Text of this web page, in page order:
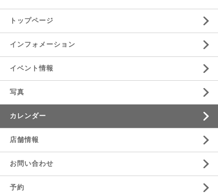
トップページ
インフォメーション
イベント情報
写真
カレンダー
店舗情報
お問い合わせ
予約